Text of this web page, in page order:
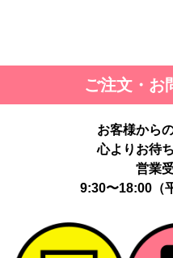
ご注文・お
お客様から
心よりお待
営業
9:30〜18:00（